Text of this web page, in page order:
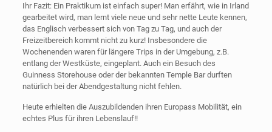
Ihr Fazit: Ein Praktikum ist einfach super! Man erfährt, wie in Irland
gearbeitet wird, man lernt viele neue und sehr nette Leute kennen,
das Englisch verbessert sich von Tag zu Tag, und auch der
Freizeitbereich kommt nicht zu kurz! Insbesondere die
Wochenenden waren für längere Trips in der Umgebung, z.B.
entlang der Westküste, eingeplant. Auch ein Besuch des
Guinness Storehouse oder der bekannten Temple Bar durften
natürlich bei der Abendgestaltung nicht fehlen.
Heute erhielten die Auszubildenden ihren Europass Mobilität, ein
echtes Plus für ihren Lebenslauf!!